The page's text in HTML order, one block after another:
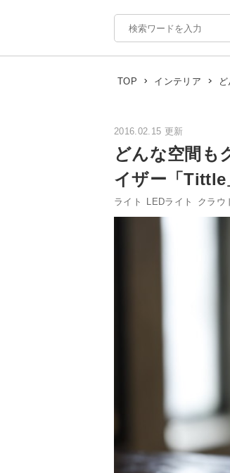
TOP インテリア
2016.02.15 更新
どんな空間も
イザー「Tittle
ライト LEDライト クラウ